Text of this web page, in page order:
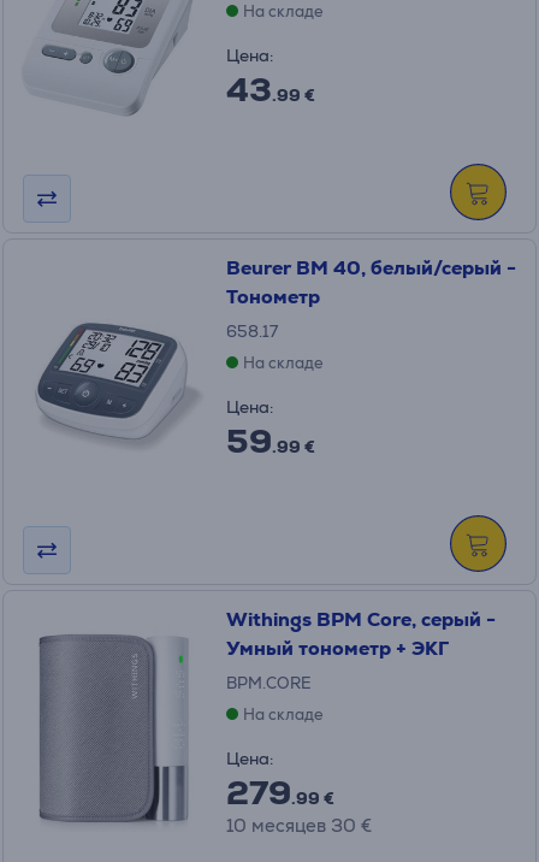
На складе
Цена:
43.99 €
Beurer BM 40, белый/серый -
Тонометр
658.17
На складе
Цена:
59.99 €
Withings BPM Core, серый -
Умный тонометр + ЭКГ
BPM.CORE
На складе
Цена:
279.99 €
10 месяцев 30 €